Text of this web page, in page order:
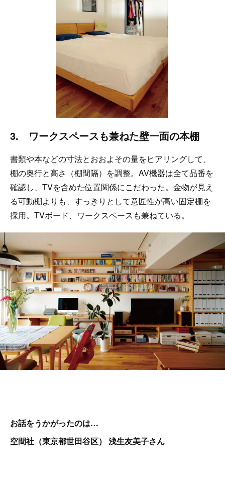
3. ワークスペースも兼ねた壁一面の本棚
書類や本などの寸法とおおよその量をヒアリングして、
棚の奥行と高さ（棚間隔）を調整。AV機器は全て品番を
確認し、TVを含めた位置関係にこだわった。金物が見え
る可動棚よりも、すっきりとして意匠性が高い固定棚を
採用。TVボード、ワークスペースも兼ねている。
お話をうかがったのは…
空間社（東京都世田谷区） 浅生友美子さん